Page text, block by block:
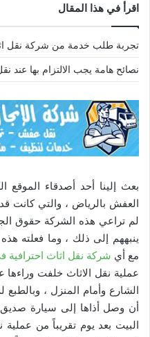
اقرأ في هذا المقال
تجربة طلب خدمة من شركة نقل
نصائح هامة يجب الالتزام بها عند
بعث إلينا أحد أصدقاء الموقع
العفش بالرياض ، والتي
لم تراعي هذه الشركة حقوق
ينبههم إلى ذلك ، وما فعلته
مع أي شركة نقل اثاث احترافية
عملية نقل الاثاث خلفت
الشارع وأمام المنزل ، وبالطبع
أن وصل أذاها إلى سيارة صديق
البيت بعد يوم تقريباً من عملية